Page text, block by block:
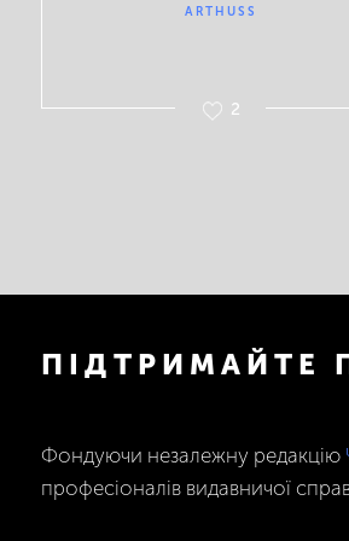
ARTHUSS
2
ПІДТРИМАЙТЕ
Фондуючи незалежну редакцію
професіоналів видавничої